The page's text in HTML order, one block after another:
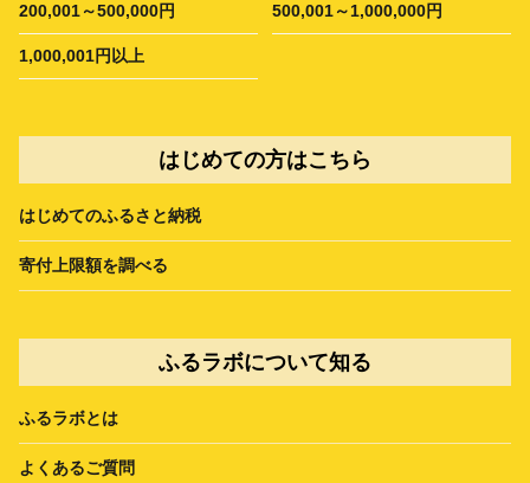
200,001～500,000円 500,001～1,000,000円
1,000,001円以上
はじめての方はこちら
はじめてのふるさと納税
寄付上限額を調べる
ふるラボについて知る
ふるラボとは
よくあるご質問